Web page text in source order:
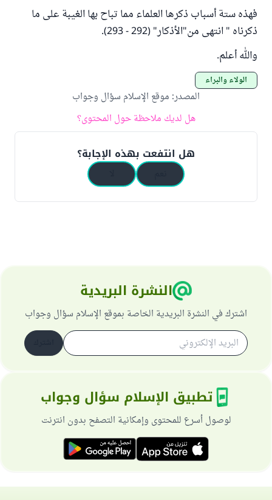
فهذه ستة أسباب ذكرها العلماء مما تباح بها الغيبة على ما
ذكرناه " انتهى من"الأذكار" (292 - 293).
والله أعلم.
الولاء والبراء
المصدر: موقع الإسلام سؤال وجواب
هل لديك ملاحظة حول المحتوى؟
هل انتفعت بهذه الإجابة؟
النشرة البريدية
اشترك في النشرة البريدية الخاصة بموقع الإسلام سؤال وجواب
تطبيق الإسلام سؤال وجواب
لوصول أسرع للمحتوى وإمكانية التصفح بدون انترنت